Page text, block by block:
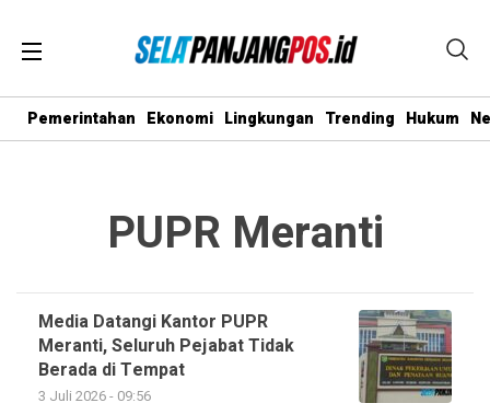
Pemerintahan Ekonomi Lingkungan Trending Hukum
PUPR Meranti
Media Datangi Kantor PUPR
Meranti, Seluruh Pejabat Tidak
Berada di Tempat
3 Juli 2026 - 09:56